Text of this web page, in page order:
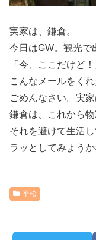
実家は、鎌倉。
今日はGW。観光で
「今、ここだけど！
こんなメールをくれ
ごめんなさい。実
鎌倉は、これから物
それを避けて生活
ラッとしてみよう
平松